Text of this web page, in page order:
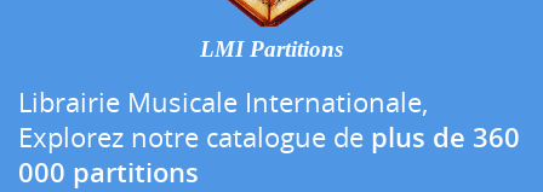
LMI Partitions
Librairie Musicale Internationale,
Explorez notre catalogue de plus de 360
000 partitions